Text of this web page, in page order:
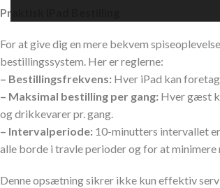
Praktisk IPad Bestilling
For at give dig en mere bekvem
bestillingssystem. Her er reglerne:
– Bestillingsfrekvens: Hver iPad kan
– Maksimal bestilling per gang: Hver gæst
og drikkevarer pr. gang.
– Intervalperiode: 10-minutters intervallet
alle borde i travle perioder og for at minimere
Denne opsætning sikrer ikke kun effektiv